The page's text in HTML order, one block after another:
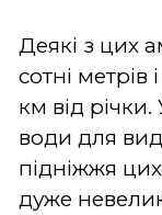
Деякі з цих
сотні метрів
км від
води для
підніжжя цих
дуже